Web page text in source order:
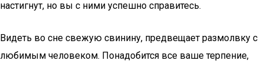
настигнут, но вы с ними успешно справитесь.
Видеть во сне свежую свинину, предвещает размолвку с
любимым человеком. Понадобится все ваше терпение,